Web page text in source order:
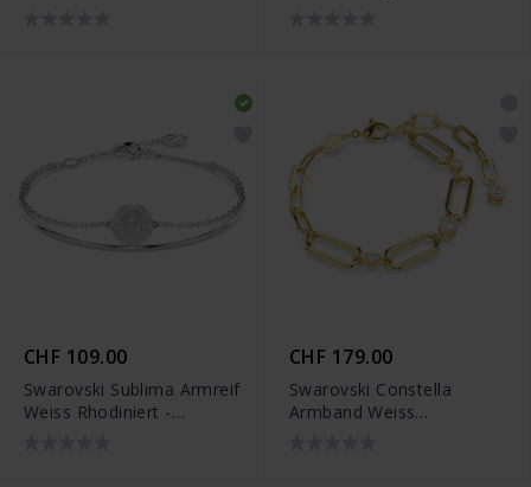
CHF 109.00
Swarovski Sublima Armreif
Weiss Rhodiniert -
CHF 179.00
Swarovski Constella
Armband Weiss